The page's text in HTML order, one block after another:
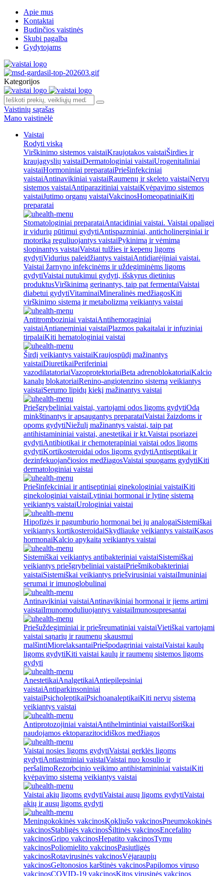
Apie mus
Kontaktai
Budinčios vaistinės
Skubi pagalba
Gydytojams
Kategorijos
Vaistinių sąrašas
Mano vaistinėlė
Vaistai
Rodyti viską
Virškinimo sistemos vaistaiKraujotakos vaistaiŠirdies ir
kraujagyslių vaistaiDermatologiniai vaistaiUrogenitaliniai
vaistaiHormoniniai preparataiPriešinfekciniai
vaistaiAntinavikiniai vaistaiRaumenų ir skeleto vaistaiNervų
sistemos vaistaiAntiparazitiniai vaistaiKvėpavimo sistemos
vaistaiJutimo organų vaistaiVakcinosHomeopatiniaiKiti
preparatai
Stomatologiniai preparataiAntacidiniai vaistai. Vaistai opaligei
ir vidurių pūtimui gydytiAntispazminiai, anticholinerginiai ir
motoriką reguliuojantys vaistaiPykinimą ir vėmimą
slopinantys vaistaiVaistai tulžies ir kepenų ligoms
gydytiVidurius paleidžiantys vaistaiAntidiarėjiniai vaistai.
Vaistai žarnyno infekcinėms ir uždegiminėms ligoms
gydytiVaistai nutukimui gydyti, išskyrus dietinius
produktusVirškinimą gerinantys, taip pat fermentaiVaistai
diabetui gydytiVitaminaiMineralinės medžiagosKiti
virškinimo sistemą ir metabolizmą veikiantys vaistai
Antitromboziniai vaistaiAntihemoraginiai
vaistaiAntianeminiai vaistaiPlazmos pakaitalai ir infuziniai
tirpalaiKiti hematologiniai vaistai
Širdį veikiantys vaistaiKraujospūdį mažinantys
vaistaiDiuretikaiPeriferiniai
vazodilatatoriaiVazoprotektoriaiBeta adrenoblokatoriaiKalcio
kanalų blokatoriaiRenino-angiotenzino sistemą veikiantys
vaistaiSerumo lipidų kiekį mažinantys vaistai
Priešgrybeliniai vaistai, vartojami odos ligoms gydytiOdą
minkštinantys ir apsaugantys preparataiVaistai žaizdoms ir
opoms gydytiNiežulį mažinantys vaistai, taip pat
antihistamininiai vaistai, anestetikai ir kt.Vaistai psoriazei
gydytiAntibiotikai ir chemoterapiniai vaistai odos ligoms
gydytiKortikosteroidai odos ligoms gydytiAntiseptikai ir
dezinfekuojančiosios medžiagosVaistai spuogams gydytiKiti
dermatologiniai vaistai
Priešinfekciniai ir antiseptiniai ginekologiniai vaistaiKiti
ginekologiniai vaistaiLytiniai hormonai ir lytinę sistemą
veikiantys vaistaiUrologiniai vaistai
Hipofizės ir pagumburio hormonai bei jų analogaiSistemiškai
veikiantys kortikosteroidaiSkydliaukę veikiantys vaistaiKasos
hormonaiKalcio apykaitą veikiantys vaistai
Sistemiškai veikiantys antibakteriniai vaistaiSistemiškai
veikiantys priešgrybeliniai vaistaiPriešmikobakteriniai
vaistaiSistemiškai veikiantys priešvirusiniai vaistaiImuniniai
serumai ir imunoglobulinai
Antinavikiniai vaistaiAntinavikiniai hormonai ir jiems artimi
vaistaiImunomoduliuojantys vaistaiImunosupresantai
Priešuždegiminiai ir priešreumatiniai vaistaiVietiškai vartojami
vaistai sąnarių ir raumenų skausmui
malšintiMiorelaksantaiPriešpodagriniai vaistaiVaistai kaulų
ligoms gydytiKiti vaistai kaulų ir raumenų sistemos ligoms
gydyti
AnestetikaiAnalgetikaiAntiepilepsiniai
vaistaiAntiparkinsoniniai
vaistaiPsicholeptikaiPsichoanaleptikaiKiti nervų sistemą
veikiantys vaistai
Antiprotozojiniai vaistaiAntihelmintiniai vaistaiIšoriškai
naudojamos ektoparazitocidiškos medžiagos
Vaistai nosies ligoms gydytiVaistai gerklės ligoms
gydytiAntiastminiai vaistaiVaistai nuo kosulio ir
peršalimoRezorbcinio veikimo antihistamininiai vaistaiKiti
kvėpavimo sistemą veikiantys vaistai
Vaistai akių ligoms gydytiVaistai ausų ligoms gydytiVaistai
akių ir ausų ligoms gydyti
Meningokokinės vakcinosKokliušo vakcinosPneumokokinės
vakcinosStabligės vakcinosŠiltinės vakcinosEncefalito
vakcinosGripo vakcinosHepatito vakcinosTymų
vakcinosPoliomielito vakcinosPasiutligės
vakcinosRotavirusinės vakcinosVėjaraupių
vakcinosGeltonosios karštinės vakcinosPapilomos viruso
vakcinosCOVID-19 vakcinosKitos virusinės vakcinos